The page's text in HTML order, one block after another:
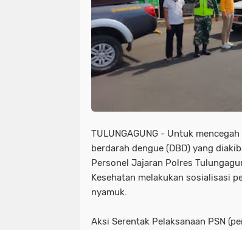
TULUNGAGUNG - Untuk
berdarah dengue (DBD) yang
Personel Jajaran Polres
Kesehatan melakukan sosialisasi
nyamuk.
Aksi Serentak Pelaksanaan PSN